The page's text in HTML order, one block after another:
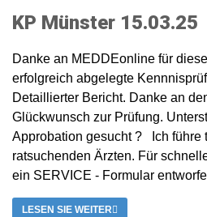
KP Münster 15.03.25
Danke an MEDDEonline für
erfolgreich abgelegte
Detaillierter Bericht. Danke an
Glückwunsch zur Prüfung.
Approbation gesucht ? Ich führe
ratsuchenden Ärzten. Für
ein SERVICE - Formular
LESEN SIE WEITER